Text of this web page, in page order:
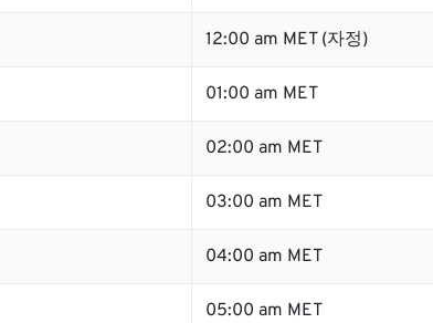
12:00 am MET (자정)
01:00 am MET
02:00 am MET
03:00 am MET
04:00 am MET
05:00 am MET